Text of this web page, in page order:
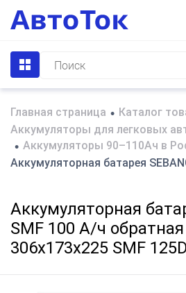
Главная страница • Каталог
Аккумуляторы для легковых
• Аккумуляторы 90–110Ач в
Аккумуляторная батарея
Аккумуляторная
SMF 100 А/ч
306x173x225 SMF